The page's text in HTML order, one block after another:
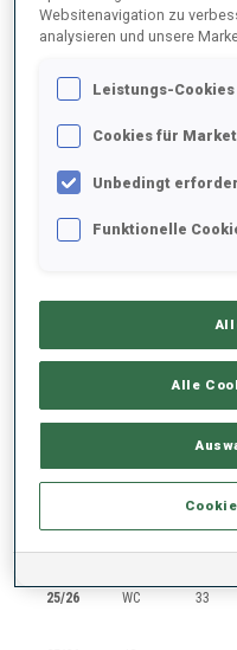
25/26 SP WC
PU WC
25/26
RANKINGS
25/26 WC 33
Websitenavigation zu
analysieren und unsere
Leistungs-Cookies
Cookies für
Unbedingt
Funktionelle
Alle